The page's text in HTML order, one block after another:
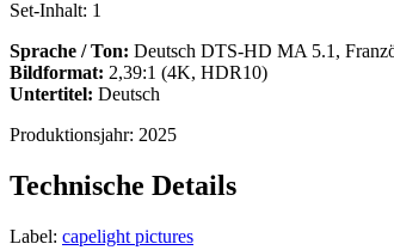
Set-Inhalt: 1
Sprache / Ton: Deutsch DTS-HD MA 5.1,
Bildformat: 2,39:1 (4K, HDR10)
Untertitel: Deutsch
Produktionsjahr: 2025
Technische Details
Label: capelight pictures